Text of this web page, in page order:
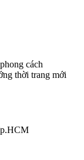
cách
thời trang mới